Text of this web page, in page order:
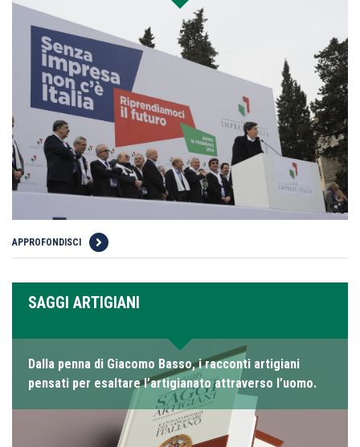
APPROFONDISCI
SAGGI ARTIGIANI
Dalla penna di Giacomo Basso, i racconti artigiani
pensati per esaltare l’artigianato attraverso l’uomo.